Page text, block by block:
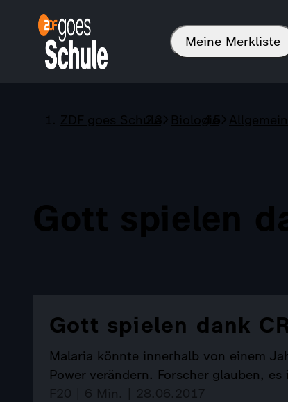
Meine Merkliste
ZDF goes Schule Biologie
Gott spielen
Gott spielen dank
Malaria könnte innerhalb von einem
Power verändern. Forscher glauben,
F20 | 6 Min. | 28.06.2017